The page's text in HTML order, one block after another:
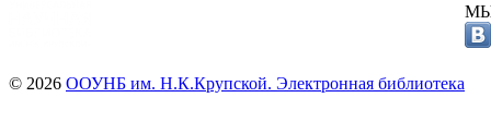
© 2026 ООУНБ им. Н.К.Крупской. Электронная библиотека